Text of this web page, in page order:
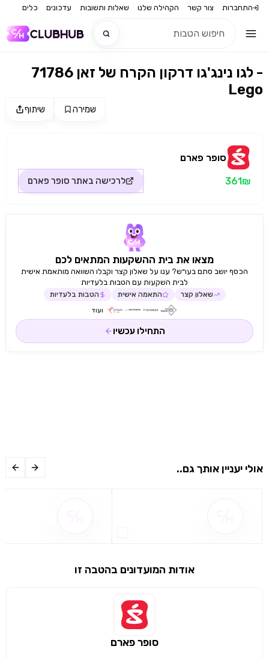
התחברות צור קשר הקהילה שלנו שאלות ותשובות עדכונים כלים
חדש
מימוש הטבה זו ניתן רק לחברי
שיתוף שמירה
לגו נינג'גו דרקון הקרח של זאן 71786 -
Lego
סופר פארם
361₪ לרכישה באתר סופר פארם
מצאו את בית ההשקעות המתאים לכם
הכסף יושב סתם בעו״ש? ענו על שאלון קצר וקבלו השוואה מותאמת אישית
לבית השקעות עם הטבות בלעדיות
שאלון קצר התאמה אישית הטבות בלעדיות
ועוד
התחילו עכשיו
אולי יעניין אותך גם..
אודות המועדונים בהטבה זו
סופר פארם